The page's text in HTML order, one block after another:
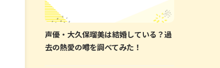
声優・大久保瑠美は結婚している？過
去の熱愛の噂を調べてみた！